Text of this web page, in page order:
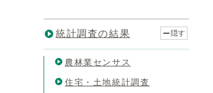
統計調査の結果 隠す
農林業センサス
住宅・土地統計調査